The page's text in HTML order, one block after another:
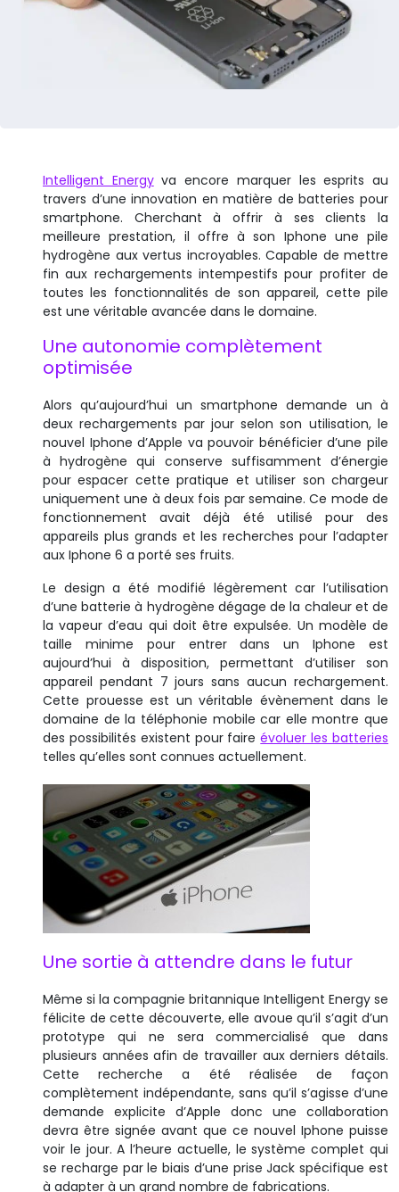
Intelligent Energyva encore marquer les esprits au
travers d’une innovation en matière de batteries pour
smartphone. Cherchant à offrir à ses clients la
meilleure prestation, il offre à son Iphone une pile
hydrogène aux vertus incroyables. Capable de mettre
fin aux rechargements intempestifs pour profiter de
toutes les fonctionnalités de son appareil, cette pile
est une véritable avancée dans le domaine.
Une autonomie complètement
optimisée
Alors qu’aujourd’hui un smartphone demande un à
deux rechargements par jour selon son utilisation, le
nouvel Iphone d’Apple va pouvoir bénéficier d’une pile
à hydrogène qui conserve suffisamment d’énergie
pour espacer cette pratique et utiliser son chargeur
uniquement une à deux fois par semaine. Ce mode de
fonctionnement avait déjà été utilisé pour des
appareils plus grands et les recherches pour l’adapter
aux Iphone 6 a porté ses fruits.
Le design a été modifié légèrement car l’utilisation
d’une batterie à hydrogène dégage de la chaleur et de
la vapeur d’eau qui doit être expulsée. Un modèle de
taille minime pour entrer dans un Iphone est
aujourd’hui à disposition, permettant d’utiliser son
appareil pendant 7 jours sans aucun rechargement.
Cette prouesse est un véritable évènement dans le
domaine de la téléphonie mobile car elle montre que
des possibilités existent pour faireévoluer les batteries
telles qu’elles sont connues actuellement.
Une sortie à attendre dans le futur
Même si la compagnie britannique Intelligent Energy se
félicite de cette découverte, elle avoue qu’il s’agit d’un
prototype qui ne sera commercialisé que dans
plusieurs années afin de travailler aux derniers détails.
Cette recherche a été réalisée de façon
complètement indépendante, sans qu’il s’agisse d’une
demande explicite d’Apple donc une collaboration
devra être signée avant que ce nouvel Iphone puisse
voir le jour. A l’heure actuelle, le système complet qui
se recharge par le biais d’une prise Jack spécifique est
à adapter à un grand nombre de fabrications.